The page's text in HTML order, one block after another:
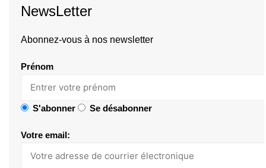
NewsLetter
Abonnez-vous à nos newsletter
Prénom
S'abonner Se désabonner
Votre email: